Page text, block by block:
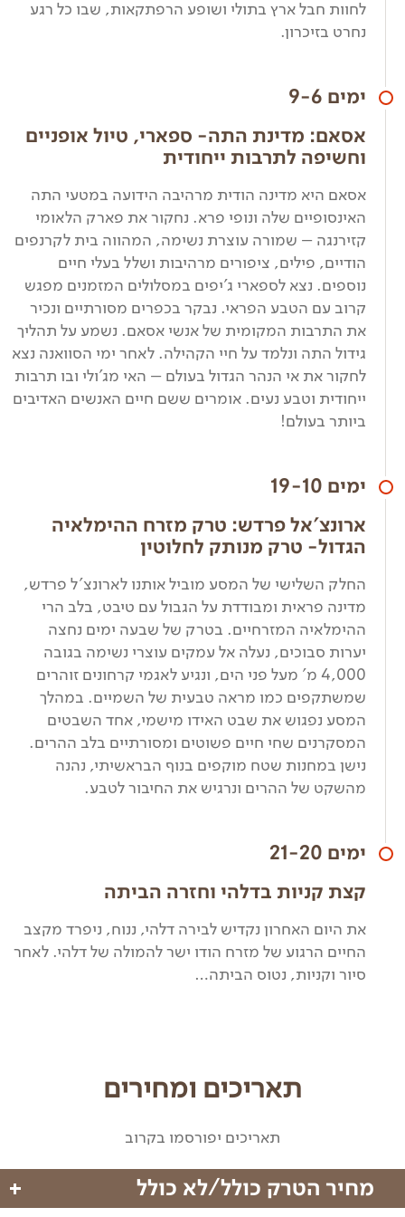
לחוות חבל ארץ בתולי ושופע הרפתקאות, שבו כל רגע
נחרט בזיכרון.
ימים 9-6
אסאם: מדינת התה- ספארי, טיול אופניים
וחשיפה לתרבות ייחודית
אסאם היא מדינה הודית מרהיבה הידועה במטעי התה
האינסופיים שלה ונופי פרא. נחקור את פארק הלאומי
קזירנגה – שמורה עוצרת נשימה, המהווה בית לקרנפים
הודיים, פילים, ציפורים מרהיבות ושלל בעלי חיים
נוספים. נצא לספארי ג'יפים במסלולים המזמנים מפגש
קרוב עם הטבע הפראי. נבקר בכפרים מסורתיים ונכיר
את התרבות המקומית של אנשי אסאם. נשמע על תהליך
גידול התה ונלמד על חיי הקהילה. לאחר ימי הסוואנה נצא
לחקור את אי הנהר הגדול בעולם – האי מג'ולי ובו תרבות
ייחודית וטבע נעים. אומרים ששם חיים האנשים האדיבים
ביותר בעולם!
ימים 19-10
ארונצ'אל פרדש: טרק מזרח ההימלאיה
הגדול- טרק מנותק לחלוטין
החלק השלישי של המסע מוביל אותנו לארונצ'ל פרדש,
מדינה פראית ומבודדת על הגבול עם טיבט, בלב הרי
ההימלאיה המזרחיים. בטרק של שבעה ימים נחצה
יערות סבוכים, נעלה אל עמקים עוצרי נשימה בגובה
4,000 מ' מעל פני הים, ונגיע לאגמי קרחונים זוהרים
שמשתקפים כמו מראה טבעית של השמיים. במהלך
המסע נפגוש את שבט האידו מישמי, אחד השבטים
המסקרנים שחי חיים פשוטים ומסורתיים בלב ההרים.
נישן במחנות שטח מוקפים בנוף הבראשיתי, נהנה
מהשקט של ההרים ונרגיש את החיבור לטבע.
ימים 21-20
קצת קניות בדלהי וחזרה הביתה
את היום האחרון נקדיש לבירה דלהי, ננוח, ניפרד מקצב
החיים הרגוע של מזרח הודו ישר להמולה של דלהי. לאחר
סיור וקניות, נטוס הביתה…
תאריכים ומחירים
תאריכים יפורסמו בקרוב
מחיר הטרק כולל/לא כולל